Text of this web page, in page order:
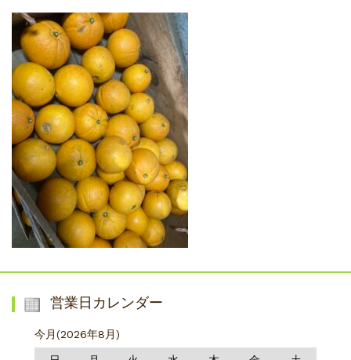
営業日カレンダー
今月(2026年8月)